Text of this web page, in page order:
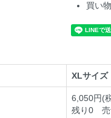
買い
XLサイズ
6,050円(
残り0 売